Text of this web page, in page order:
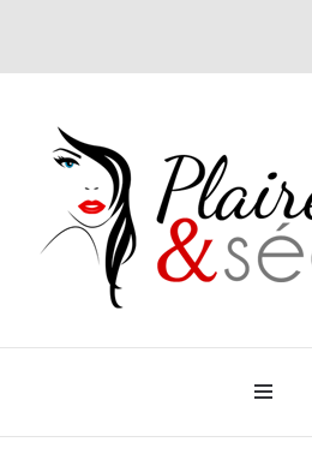
Plaire & Séduire
Conseil mode et séduction